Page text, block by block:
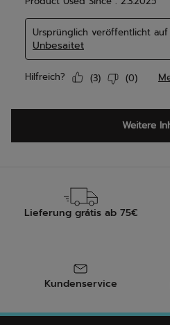
Lieferung grátis ab 75€
Kundenservice